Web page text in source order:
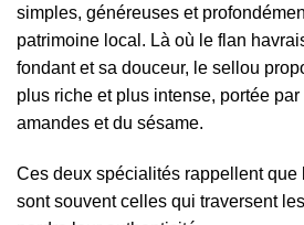
simples, généreuses et
patrimoine local. Là où le flan
fondant et sa douceur, le sellou
plus riche et plus intense, portée
amandes et du sésame.
Ces deux spécialités rappellent que
sont souvent celles qui traversent